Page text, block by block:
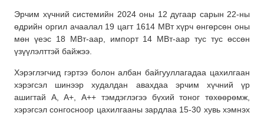
Эрчим хүчний системийн 2024 оны 12 дугаар сарын 22-ны
өдрийн оргил ачаалал 19 цагт 1614 МВт хүрч өнгөрсөн оны
мөн үеэс 18 МВт-аар, импорт 14 МВт-аар тус тус өссөн
үзүүлэлттэй байжээ.
Хэрэглэгчид гэртээ болон албан байгууллагадаа цахилгаан
хэрэгсэл шинээр худалдан авахдаа эрчим хүчний үр
ашигтай А, А+, А++ тэмдэглэгээ бүхий тоног төхөөрөмж,
хэрэгсэл сонгосноор цахилгааны зардлаа 15-30 хувь хэмнэх